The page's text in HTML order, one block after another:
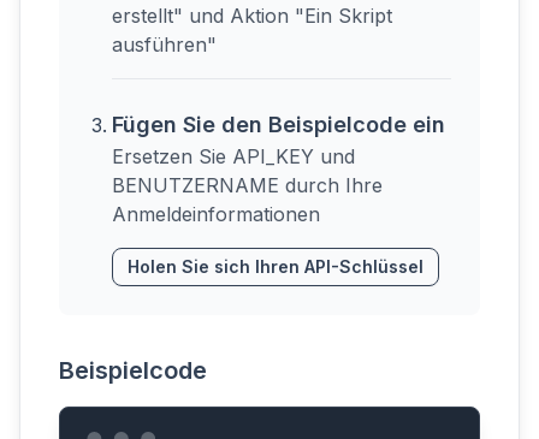
erstellt" und Aktion "Ein Skript
ausführen"
Fügen Sie den Beispielcode ein
Ersetzen Sie API_KEY und
BENUTZERNAME durch Ihre
Anmeldeinformationen
Holen Sie sich Ihren API-Schlüssel
Beispielcode